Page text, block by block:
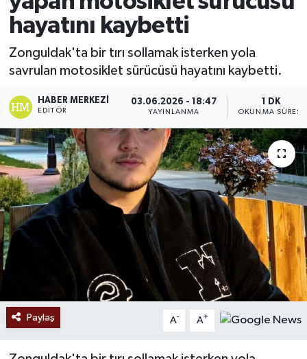
hayatını kaybetti
Zonguldak'ta bir tırı sollamak isterken yola
savrulan motosiklet sürücüsü hayatını kaybetti.
HABER MERKEZI
EDITÖR
03.06.2026 - 18:47
YAYINLANMA
1 DK
OKUNMA SÜRESI
Paylaş A- A+
Ekonomi
Sağlık
Tokat Haber